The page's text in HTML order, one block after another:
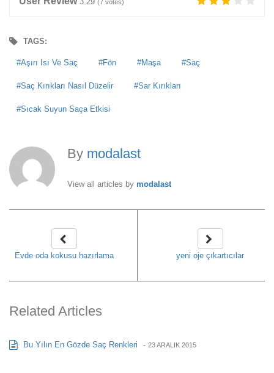
( 7 votes)
TAGS:
Aşırı Isı Ve Saç Fön Maşa Saç
Saç Kırıkları Nasıl Düzelir Sar Kırıkları
Sıcak Suyun Saça Etkisi
By modalast
View all articles by modalast
Evde oda kokusu hazırlama yeni oje çıkartıcılar
Related Articles
Bu Yılın En Gözde Saç Renkleri - 23 ARALIK 2015